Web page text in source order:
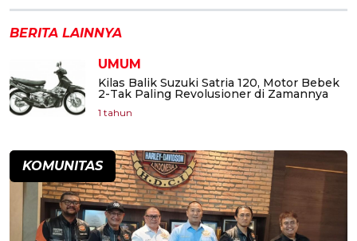
BERITA LAINNYA
UMUM
Kilas Balik Suzuki Satria 120, Motor Bebek
2-Tak Paling Revolusioner di Zamannya
1 tahun
KOMUNITAS